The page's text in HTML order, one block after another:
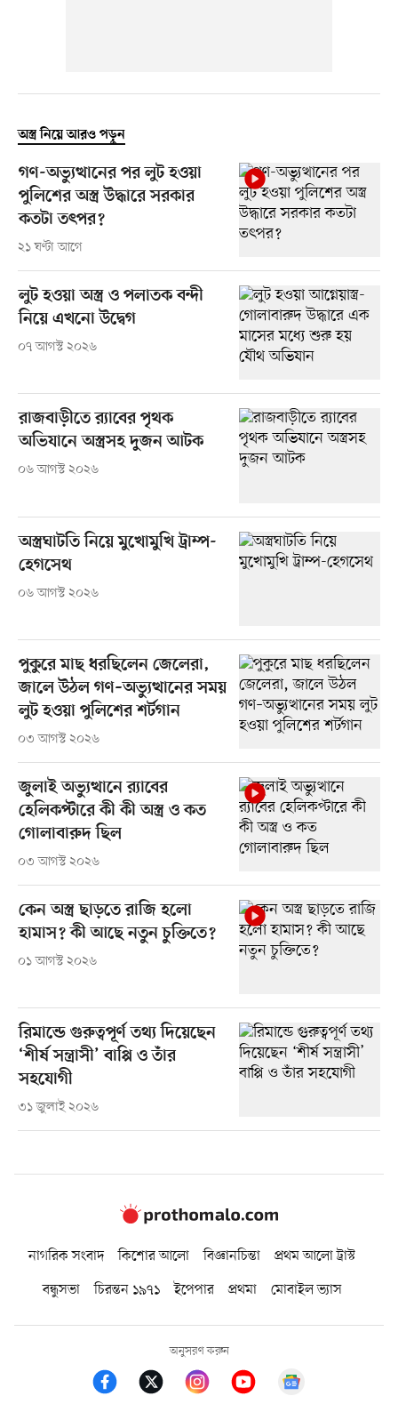
অস্ত্র নিয়ে আরও পড়ুন
গণ-অভ্যুত্থানের পর লুট হওয়া
পুলিশের অস্ত্র উদ্ধারে সরকার
কতটা তৎপর?
২১ ঘণ্টা আগে
লুট হওয়া অস্ত্র ও পলাতক বন্দী
নিয়ে এখনো উদ্বেগ
০৭ আগস্ট ২০২৬
রাজবাড়ীতে র‍্যাবের পৃথক
অভিযানে অস্ত্রসহ দুজন আটক
০৬ আগস্ট ২০২৬
অস্ত্রঘাটতি নিয়ে মুখোমুখি ট্রাম্প-
হেগসেথ
০৬ আগস্ট ২০২৬
পুকুরে মাছ ধরছিলেন জেলেরা,
জালে উঠল গণ–অভ্যুত্থানের সময়
লুট হওয়া পুলিশের শর্টগান
০৩ আগস্ট ২০২৬
জুলাই অভ্যুত্থানে র‍্যাবের
হেলিকপ্টারে কী কী অস্ত্র ও কত
গোলাবারুদ ছিল
০৩ আগস্ট ২০২৬
কেন অস্ত্র ছাড়তে রাজি হলো
হামাস? কী আছে নতুন চুক্তিতে?
০১ আগস্ট ২০২৬
রিমান্ডে গুরুত্বপূর্ণ তথ্য দিয়েছেন
‘শীর্ষ সন্ত্রাসী’ বাপ্পি ও তাঁর
সহযোগী
৩১ জুলাই ২০২৬
নাগরিক সংবাদ কিশোর আলো বিজ্ঞানচিন্তা
প্রথম আলো ট্রাস্ট
বন্ধুসভা
চিরন্তন ১৯৭১ ইপেপার প্রথমা মোবাইল ভ্যাস
অনুসরণ করুন